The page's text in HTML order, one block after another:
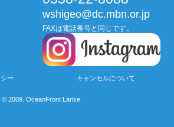
wshigeo@dc.mbn.or.jp
FAXは電話番号と同じです。
ー キャンセルについて
© 2009. OceanFront Larise.